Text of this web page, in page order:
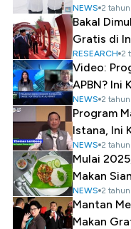
NEWS 2
Bakal
Gratis di
RESEARCH 2
Video:
APBN? Ini
NEWS 2
Program
Istana, Ini
NEWS 2
Mulai
Makan
NEWS 2
Mantan
Makan